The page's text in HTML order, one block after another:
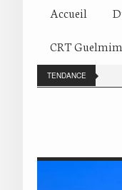
Accueil
CRT
TENDANCE